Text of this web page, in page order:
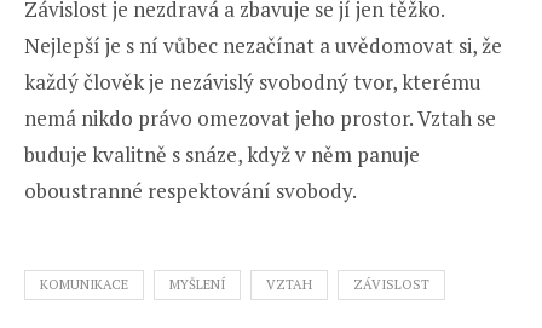
Závislost je nezdravá a zbavuje se jí jen těžko.
Nejlepší je s ní vůbec nezačínat a uvědomovat si, že
každý člověk je nezávislý svobodný tvor, kterému
nemá nikdo právo omezovat jeho prostor. Vztah se
buduje kvalitně s snáze, když v něm panuje
oboustranné respektování svobody.
KOMUNIKACE MYŠLENÍ VZTAH ZÁVISLOST